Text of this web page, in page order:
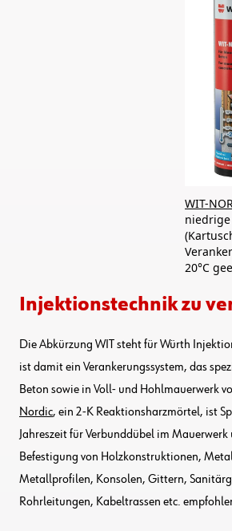
WIT-
20°C
Injektionstechnik zu
Die Abkürzung WIT steht für Würth
ist damit ein Verankerungssystem, das
Beton sowie in Voll- und Hohlmauerwerk
Nordic, ein 2-K Reaktionsharzmörtel, ist
Jahreszeit für Verbunddübel im
Befestigung von Holzkonstruktionen,
Metallprofilen, Konsolen, Gittern,
Rohrleitungen, Kabeltrassen etc.